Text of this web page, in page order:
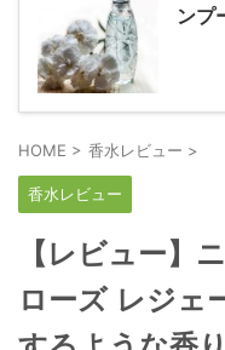
ンプ
HOME > 香水レビュー >
香水レビュー
【レビュー】
ローズ レジェ